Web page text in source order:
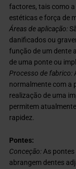
factores, tais como
estéticas e força de
Áreas de aplicação:
danificados ou
função de um dente
de uma ponte ou
Processo de fabrico:
normalmente com a
realização de uma
permitem
rapidez.
Pontes:
Conceção:As
abrangem dentes